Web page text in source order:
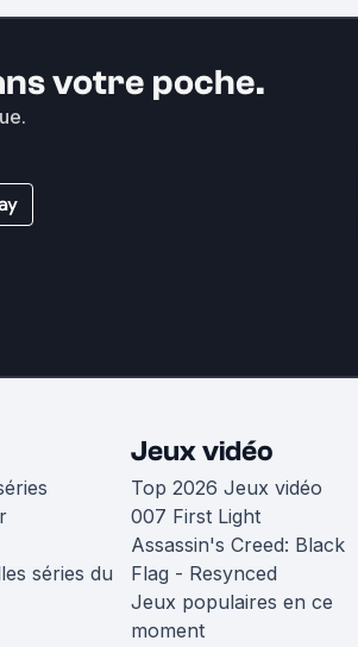
votre poche.
séries du
Jeux vidéo
Top 2026 Jeux vidéo
007 First Light
Assassin's Creed: Black
Flag - Resynced
Jeux populaires en ce
moment